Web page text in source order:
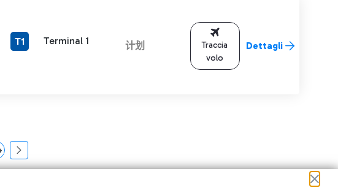
T1 Terminal 1 计划
Traccia
volo
Dettagli
使用 TAB 键进行导航。
面